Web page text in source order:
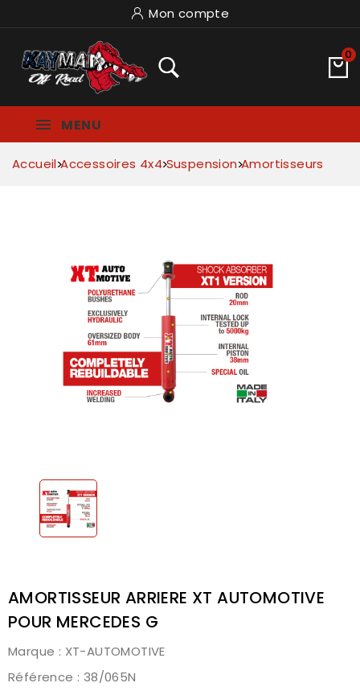
Mon compte
0
MENU
Accueil Accessoires 4x4 Suspension Amortisseurs
AMORTISSEUR ARRIERE XT AUTOMOTIVE
POUR MERCEDES G
Marque : XT-AUTOMOTIVE
Référence : 38/065N